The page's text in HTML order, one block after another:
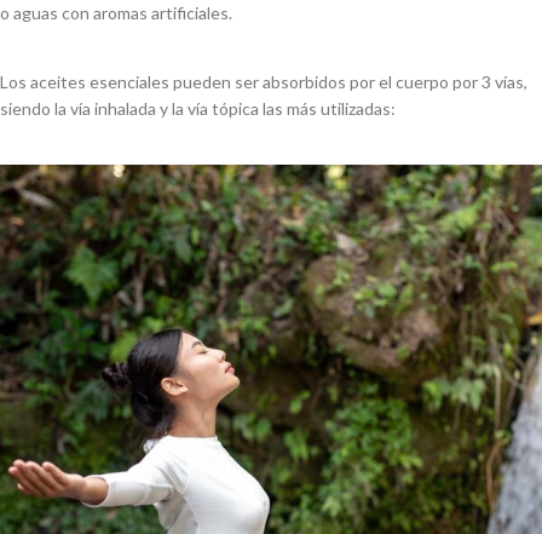
o aguas con aromas artificiales.
Los aceites esenciales pueden ser absorbidos por el cuerpo por 3 vías,
siendo la vía inhalada y la vía tópica las más utilizadas: